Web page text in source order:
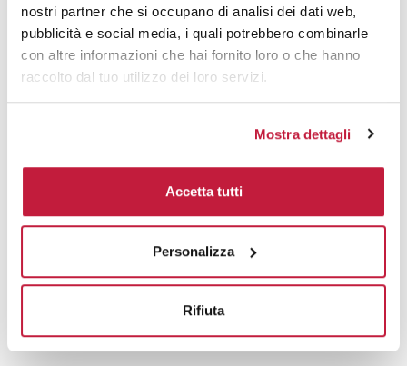
nostri partner che si occupano di analisi dei dati web,
pubblicità e social media, i quali potrebbero combinarle
con altre informazioni che hai fornito loro o che hanno
raccolto dal tuo utilizzo dei loro servizi.
Mostra dettagli
Accetta tutti
Personalizza
Rifiuta
Prodotti alternativi